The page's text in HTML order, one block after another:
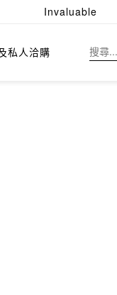
Invaluable
私人洽購